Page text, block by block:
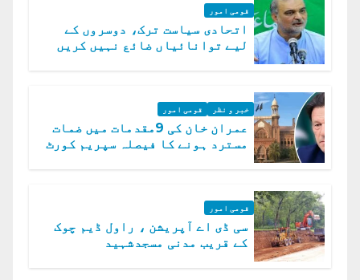
قومی امور
اتحادی سیاست ترک، دوسروں کے
لیے توانائیاں ضائع نہیں کریں
خبر و نظر قومی امور
عمران خان کی 9مقدمات میں ضمات
مسترد ہونے کا فیصلہ سپریم کورٹ
قومی امور
سی ڈی اے آپریشن ، راول ڈیم چوک
کے قریب مدنی مسجدشہید